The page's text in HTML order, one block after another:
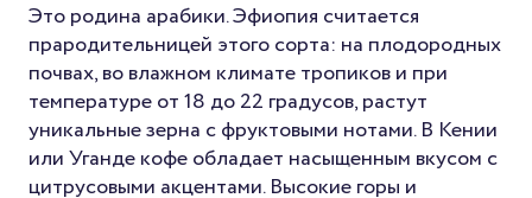
Это родина арабики. Эфиопия считается
прародительницей этого сорта: на плодородных
почвах, во влажном климате тропиков и при
температуре от 18 до 22 градусов, растут
уникальные зерна с фруктовыми нотами. В Кении
или Уганде кофе обладает насыщенным вкусом с
цитрусовыми акцентами. Высокие горы и